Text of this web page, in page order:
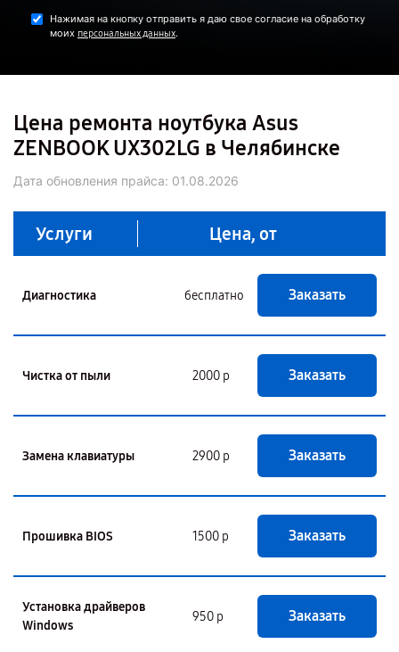
Нажимая на кнопку отправить я даю свое согласие на обработку
моих персональных данных.
Цена ремонта ноутбука Asus
ZENBOOK UX302LG в Челябинске
Дата обновления прайса: 01.08.2026
Услуги Цена, от
Диагностика бесплатно Заказать
Чистка от пыли 2000 р Заказать
Замена клавиатуры 2900 р Заказать
Прошивка BIOS 1500 р Заказать
Установка драйверов
Windows
950 р Заказать